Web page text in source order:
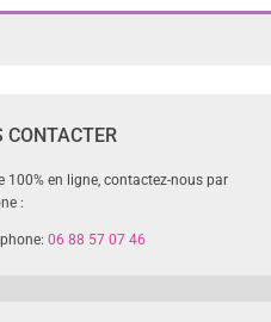
CONTACTER
100% en ligne, contactez-nous par
:
06 88 57 07 46